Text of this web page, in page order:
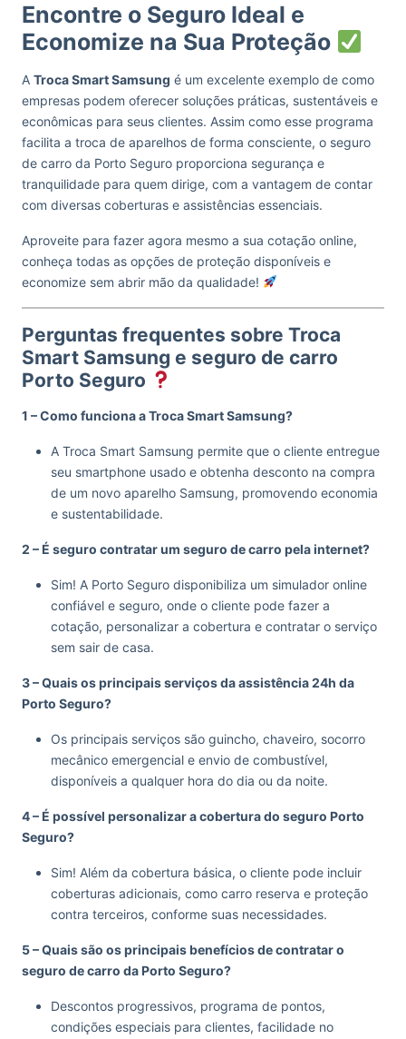
Encontre o Seguro Ideal e
Economize na Sua Proteção
A Troca Smart Samsung é um excelente exemplo de como
empresas podem oferecer soluções práticas, sustentáveis e
econômicas para seus clientes. Assim como esse programa
facilita a troca de aparelhos de forma consciente, o seguro
de carro da Porto Seguro proporciona segurança e
tranquilidade para quem dirige, com a vantagem de contar
com diversas coberturas e assistências essenciais.
Aproveite para fazer agora mesmo a sua cotação online,
conheça todas as opções de proteção disponíveis e
economize sem abrir mão da qualidade!
Perguntas frequentes sobre Troca
Smart Samsung e seguro de carro
Porto Seguro
1 – Como funciona a Troca Smart Samsung?
A Troca Smart Samsung permite que o cliente entregue
seu smartphone usado e obtenha desconto na compra
de um novo aparelho Samsung, promovendo economia
e sustentabilidade.
2 – É seguro contratar um seguro de carro pela internet?
Sim! A Porto Seguro disponibiliza um simulador online
confiável e seguro, onde o cliente pode fazer a
cotação, personalizar a cobertura e contratar o serviço
sem sair de casa.
3 – Quais os principais serviços da assistência 24h da
Porto Seguro?
Os principais serviços são guincho, chaveiro, socorro
mecânico emergencial e envio de combustível,
disponíveis a qualquer hora do dia ou da noite.
4 – É possível personalizar a cobertura do seguro Porto
Seguro?
Sim! Além da cobertura básica, o cliente pode incluir
coberturas adicionais, como carro reserva e proteção
contra terceiros, conforme suas necessidades.
5 – Quais são os principais benefícios de contratar o
seguro de carro da Porto Seguro?
Descontos progressivos, programa de pontos,
condições especiais para clientes, facilidade no